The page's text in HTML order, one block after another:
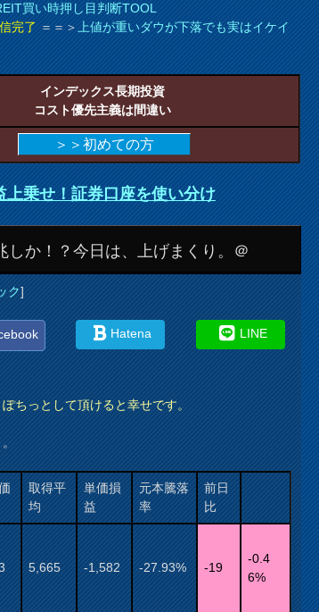
買い時押し目判断TOOL
完了＝＝＞上値が重いダウが下落でも実はイケイ
インデックス長期投資
コスト優先主義は間違い
＞＞初めての方
上乗せ！証券口座を使い分け
しか！？今日は、上げまくり。＠
ク]
Hatena LINE
ちっとして頂けると幸せです。
。
取得平
均
単価損
益
元本騰落
率
前日
比
5,665 -1,582 -27.93% -19
-0.4
6%